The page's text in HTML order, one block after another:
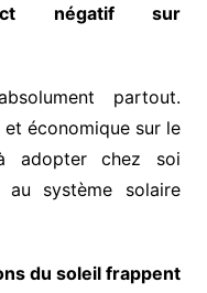
négatif sur
partout.
économique sur le
adopter chez soi
au système solaire
du soleil frappent